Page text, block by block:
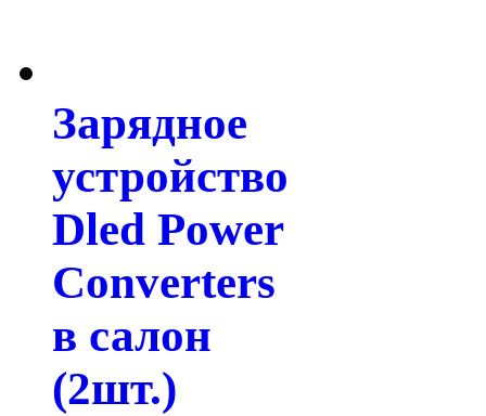
Зарядное
устройство
Dled Power
Converters
в салон
(2шт.)